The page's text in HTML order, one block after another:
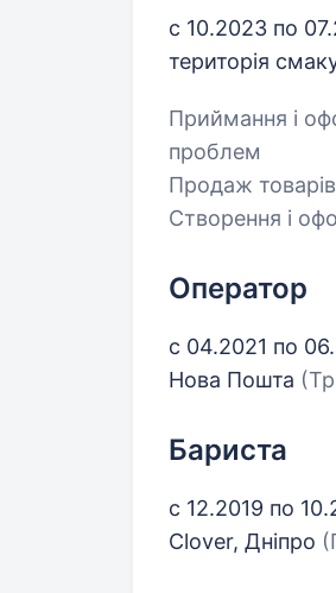
с 10.2023 по
територія
Приймання і
проблем
Продаж
Створення і
Оператор
с 04.2021 по
Нова Пошта
Бариста
с 12.2019 по
Clover, Дніпро